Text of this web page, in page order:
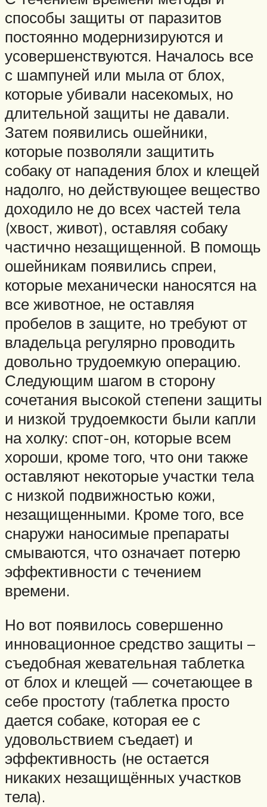
способы защиты от паразитов
постоянно модернизируются и
усовершенствуются. Началось все
с шампуней или мыла от блох,
которые убивали насекомых, но
длительной защиты не давали.
Затем появились ошейники,
которые позволяли защитить
собаку от нападения блох и клещей
надолго, но действующее вещество
доходило не до всех частей тела
(хвост, живот), оставляя собаку
частично незащищенной. В помощь
ошейникам появились спреи,
которые механически наносятся на
все животное, не оставляя
пробелов в защите, но требуют от
владельца регулярно проводить
довольно трудоемкую операцию.
Следующим шагом в сторону
сочетания высокой степени защиты
и низкой трудоемкости были капли
на холку: спот-он, которые всем
хороши, кроме того, что они также
оставляют некоторые участки тела
с низкой подвижностью кожи,
незащищенными. Кроме того, все
снаружи наносимые препараты
смываются, что означает потерю
эффективности с течением
времени.
Но вот появилось совершенно
инновационное средство защиты –
съедобная жевательная таблетка
от блох и клещей — сочетающее в
себе простоту (таблетка просто
дается собаке, которая ее с
удовольствием съедает) и
эффективность (не остается
никаких незащищённых участков
тела).